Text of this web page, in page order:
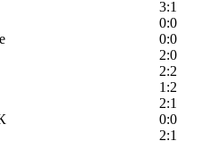
3:1
0:0
0:0
2:0
2:2
1:2
2:1
0:0
2:1